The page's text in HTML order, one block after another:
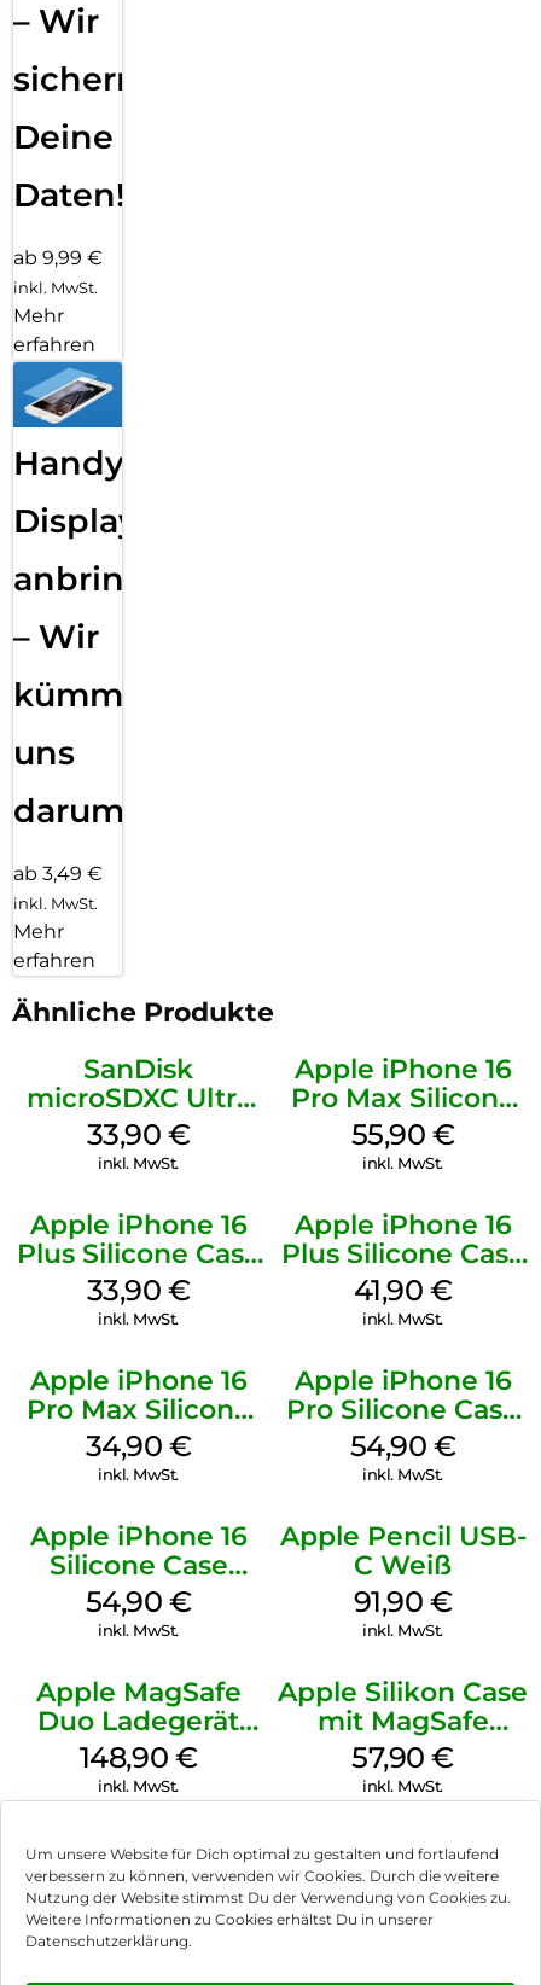
Um unsere Website für Dich optimal zu gestalten und fortlaufend
verbessern zu können, verwenden wir Cookies. Durch die weitere
Nutzung der Website stimmst Du der Verwendung von Cookies zu.
Weitere Informationen zu Cookies erhältst Du in unserer
Datenschutzerklärung.
– Wir
sichern
Deine
Daten!
ab 9,99 €
inkl. MwSt.
Mehr
erfahren
Handy
Displayfolie
anbringen
– Wir
kümmern
uns
darum!
ab 3,49 €
inkl. MwSt.
Mehr
erfahren
Ähnliche Produkte
SanDisk
microSDXC Ultra
128 GB + Adapter
Mobile
33,90 €
inkl. MwSt.
Apple iPhone 16
Pro Max Silicone
Case MagSafe
Stone Gray
55,90 €
inkl. MwSt.
Apple iPhone 16
Plus Silicone Case
MagSafe Lake
Green
33,90 €
inkl. MwSt.
Apple iPhone 16
Plus Silicone Case
MagSafe Stone
Gray
41,90 €
inkl. MwSt.
Apple iPhone 16
Pro Max Silicone
Case MagSafe
Denim
34,90 €
inkl. MwSt.
Apple iPhone 16
Pro Silicone Case
MagSafe Black
54,90 €
inkl. MwSt.
Apple iPhone 16
Silicone Case
MagSafe Lake
Green
54,90 €
inkl. MwSt.
Apple Pencil USB-
C Weiß
91,90 €
inkl. MwSt.
Apple MagSafe
Duo Ladegerät
Weiß
148,90 €
inkl. MwSt.
Apple Silikon Case
mit MagSafe
iPhone 14 Pro
(PRODUCT)RED
57,90€
inkl. MwSt.
Impressum